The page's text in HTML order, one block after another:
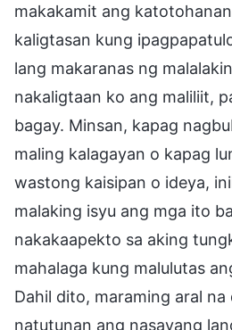
makakamit ang
kaligtasan kung
lang makaranas ng
nakaligtaan ko ang maliliit,
bagay. Minsan, kapag
maling kalagayan o kapag
wastong kaisipan o ideya,
malaking isyu ang mga ito
nakakaapekto sa aking
mahalaga kung malulutas
Dahil dito, maraming aral
natutunan ang nasayang